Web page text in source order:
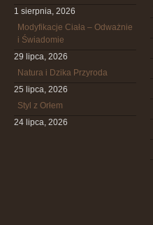
1 sierpnia, 2026
Modyfikacje Ciała – Odważnie
i Świadomie
29 lipca, 2026
Natura i Dzika Przyroda
25 lipca, 2026
Styl z Orłem
24 lipca, 2026